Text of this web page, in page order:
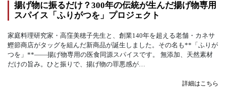
揚げ物に振るだけ？300年の伝統が生んだ揚げ物専用
スパイス「ふりがつを」プロジェクト
家庭料理研究家・高窪美穂子先生と、創業140年を超える老舗・カネサ
鰹節商店がタッグを組んだ新商品が誕生しました。その名も**「ふりが
つを」**——揚げ物専用の医食同源スパイスです。 無添加、天然素材
だけの旨み。ひと振りで、揚げ物の罪悪感が…
詳細はこちら